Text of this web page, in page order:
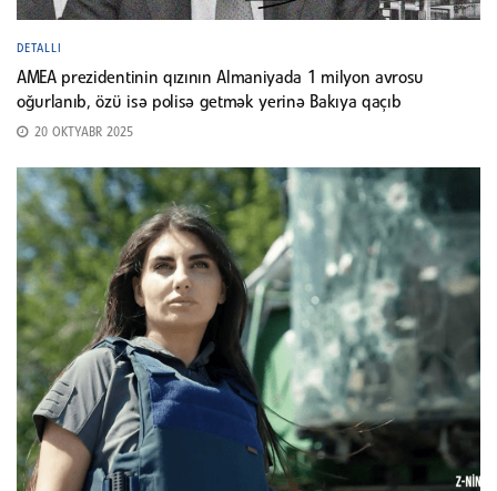
DETALLI
AMEA prezidentinin qızının Almaniyada 1 milyon avrosu
oğurlanıb, özü isə polisə getmək yerinə Bakıya qaçıb
20 OKTYABR 2025